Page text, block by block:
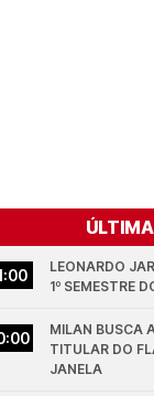
LEONARDO
1º SEMESTRE
MILAN BUSCA
TITULAR DO
JANELA